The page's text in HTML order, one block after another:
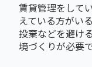
賃貸管理をして
えている方がい
投棄などを避け
境づくりが必要